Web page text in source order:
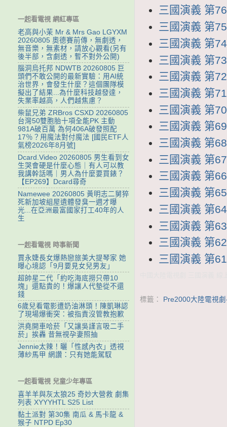
三國演義 第
三國演義 第
三國演義 第
三國演義 第
三國演義 第
三國演義 第
三國演義 第
三國演義 第
三國演義 第
三國演義 第
三國演義 第
三國演義 第
三國演義 第
三國演義 第
三國演義 第
三國演義 第
標籤： Pre2000大陸電視
一起看電視 網紅專區
老高與小茉 Mr & Mrs Gao LGYXM
20260805 奧德賽前傳，無劇透，
無音樂，無素材，請放心觀看(另有
後半部，含劇透，暫不對外公開)
腦洞烏托邦 NDWTB 20260805 巨
頭們不敢公開的最新實驗：用AI統
治世界，會發生什麼？這個團隊模
擬出了結果...為什麼科技越發達，
失業率越高，人們越焦慮？
柴鼠兄弟 ZRBros CSXD 20260805
台灣50雙胞胎十項全能PK 主動
981A破百萬 為何406A破發照配
17％？用魔法對付魔法 [國民ETF人
氣榜2026年8月號]
Dcard.Video 20260805 男生看到女
生哭會硬是什麼心態｜有人可以教
我講幹話嗎｜男人為什麼要買錶？
【EP269】Dcard尋奇
Namewee 20260805 黃明志二舅猝
死新加坡組屋遺體發臭一週才曝
光...在亞洲最富國家打工40年的人
生
一起看電視 時事新聞
賈永婕長女爆熱戀旅美大提琴家 她
曝心境認「9月要見女兒男友」
超帥星二代「約吃海底撈只帶10
塊」還點貴的！爆讓人代墊從不還
錢
6歲兒看電影遭奶油淋頭！陳凱琳認
了現場爆衝突：被指責沒管教抱歉
洪堯開車哈菸「又讓吳謹言吸二手
菸」挨轟 昔無視孕妻照抽
Jennie太辣！曬「性感內衣」透視
薄紗馬甲 網讚：只有她能駕馭
一起看電視 兒童少年專區
喜羊羊與灰太狼25 奇妙大營救 劇集
列表 XYYYHTL S25 List
黏土派對 第30集 南瓜 & 馬卡龍 &
猴子 NTPD Ep30